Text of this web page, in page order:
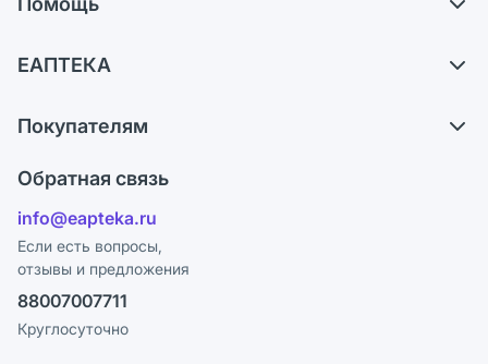
Самовывоз из аптек
Ответы на вопросы
Блог
ЕАПТЕКА
Карьера
Поставщики
Лицензия
Реклама на сайте
Ваши товары на ЕАПТЕКЕ
Покупателям
Программа СберСпасибо
Политика конфиденциальности
Пользовательское соглашение
Политика рекомендаций
Обратная связь
info@eapteka.ru
Если есть вопросы,
отзывы и предложения
88007007711
Круглосуточно